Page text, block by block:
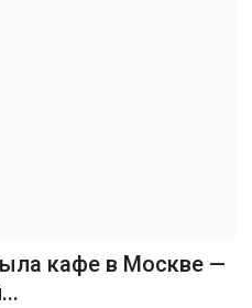
кафе в Москве —